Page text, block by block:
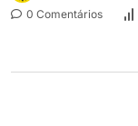
0 Comentários